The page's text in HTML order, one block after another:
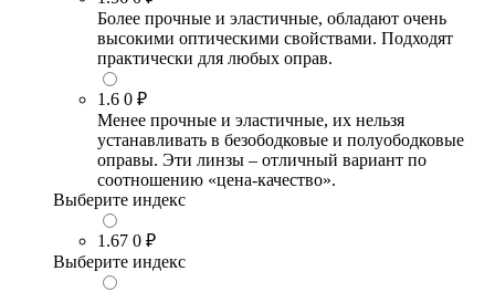
Более прочные и эластичные, обладают очень
высокими оптическими свойствами. Подходят
практически для любых оправ.
1.6 0 ₽
Менее прочные и эластичные, их нельзя
устанавливать в безободковые и полуободковые
оправы. Эти линзы – отличный вариант по
соотношению «цена-качество».
Выберите индекс
1.67 0 ₽
Выберите индекс